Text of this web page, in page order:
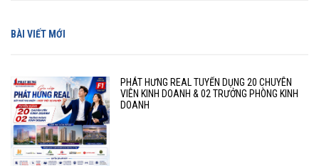
BÀI VIẾT MỚI
PHÁT HƯNG REAL TUYỂN DỤNG 20 CHUYÊN
VIÊN KINH DOANH & 02 TRƯỞNG PHÒNG KINH
DOANH